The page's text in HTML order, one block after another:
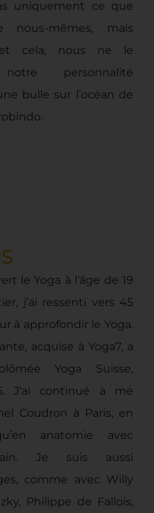
uniquement ce que
nous-mêmes, mais
et cela, nous ne le
personnalité
bulle sur l’océan de
le Yoga à l’âge de 19
j’ai ressenti vers 45
à approfondir le Yoga.
acquise à Yoga7, a
Yoga Suisse,
J’ai continué à me
Coudron à Paris, en
anatomie avec
Je suis aussi
comme avec Willy
Philippe de Fallois,